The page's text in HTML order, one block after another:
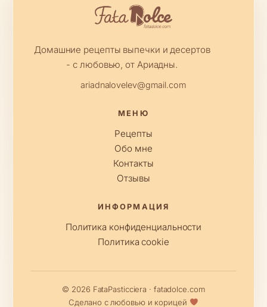
Домашние рецепты выпечки и десертов
- с любовью, от Ариадны.
ariadnalovelev@gmail.com
МЕНЮ
Рецепты
Обо мне
Контакты
Отзывы
ИНФОРМАЦИЯ
Политика конфиденциальности
Политика cookie
© 2026 FataPasticciera · fatadolce.com
Сделано с любовью и корицей